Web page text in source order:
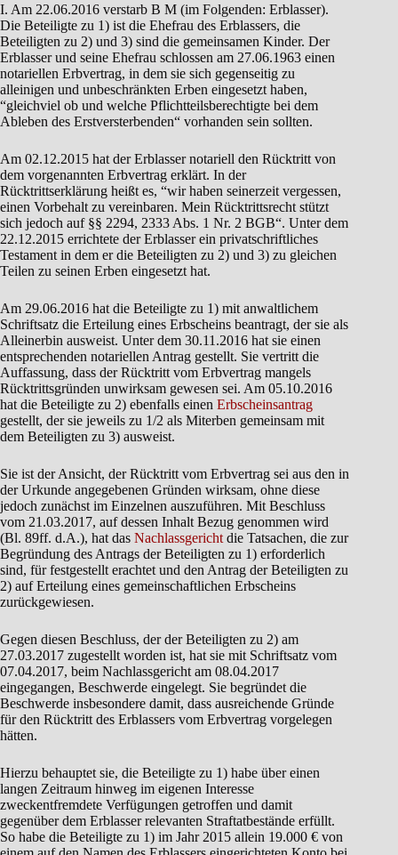
I. Am 22.06.2016 verstarb B M (im Folgenden: Erblasser).
Die Beteiligte zu 1) ist die Ehefrau des Erblassers, die
Beteiligten zu 2) und 3) sind die gemeinsamen Kinder. Der
Erblasser und seine Ehefrau schlossen am 27.06.1963 einen
notariellen Erbvertrag, in dem sie sich gegenseitig zu
alleinigen und unbeschränkten Erben eingesetzt haben,
“gleichviel ob und welche Pflichtteilsberechtigte bei dem
Ableben des Erstversterbenden“ vorhanden sein sollten.
Am 02.12.2015 hat der Erblasser notariell den Rücktritt von
dem vorgenannten Erbvertrag erklärt. In der
Rücktrittserklärung heißt es, “wir haben seinerzeit vergessen,
einen Vorbehalt zu vereinbaren. Mein Rücktrittsrecht stützt
sich jedoch auf §§ 2294, 2333 Abs. 1 Nr. 2 BGB“. Unter dem
22.12.2015 errichtete der Erblasser ein privatschriftliches
Testament in dem er die Beteiligten zu 2) und 3) zu gleichen
Teilen zu seinen Erben eingesetzt hat.
Am 29.06.2016 hat die Beteiligte zu 1) mit anwaltlichem
Schriftsatz die Erteilung eines Erbscheins beantragt, der sie als
Alleinerbin ausweist. Unter dem 30.11.2016 hat sie einen
entsprechenden notariellen Antrag gestellt. Sie vertritt die
Auffassung, dass der Rücktritt vom Erbvertrag mangels
Rücktrittsgründen unwirksam gewesen sei. Am 05.10.2016
hat die Beteiligte zu 2) ebenfalls einen Erbscheinsantrag
gestellt, der sie jeweils zu 1/2 als Miterben gemeinsam mit
dem Beteiligten zu 3) ausweist.
Sie ist der Ansicht, der Rücktritt vom Erbvertrag sei aus den in
der Urkunde angegebenen Gründen wirksam, ohne diese
jedoch zunächst im Einzelnen auszuführen. Mit Beschluss
vom 21.03.2017, auf dessen Inhalt Bezug genommen wird
(Bl. 89ff. d.A.), hat das Nachlassgericht die Tatsachen, die zur
Begründung des Antrags der Beteiligten zu 1) erforderlich
sind, für festgestellt erachtet und den Antrag der Beteiligten zu
2) auf Erteilung eines gemeinschaftlichen Erbscheins
zurückgewiesen.
Gegen diesen Beschluss, der der Beteiligten zu 2) am
27.03.2017 zugestellt worden ist, hat sie mit Schriftsatz vom
07.04.2017, beim Nachlassgericht am 08.04.2017
eingegangen, Beschwerde eingelegt. Sie begründet die
Beschwerde insbesondere damit, dass ausreichende Gründe
für den Rücktritt des Erblassers vom Erbvertrag vorgelegen
hätten.
Hierzu behauptet sie, die Beteiligte zu 1) habe über einen
langen Zeitraum hinweg im eigenen Interesse
zweckentfremdete Verfügungen getroffen und damit
gegenüber dem Erblasser relevanten Straftatbestände erfüllt.
So habe die Beteiligte zu 1) im Jahr 2015 allein 19.000 € von